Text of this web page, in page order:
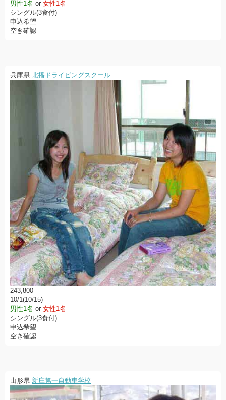
男性1名 or 女性1名
シングル(3食付)
申込希望
空き確認
兵庫県 北播ドライビングスクール
243,800
10/1(10/15)
男性1名 or 女性1名
シングル(3食付)
申込希望
空き確認
山形県 新庄第一自動車学校